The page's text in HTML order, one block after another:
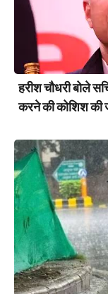
हरीश चौधरी बोले
करने की कोशिश की